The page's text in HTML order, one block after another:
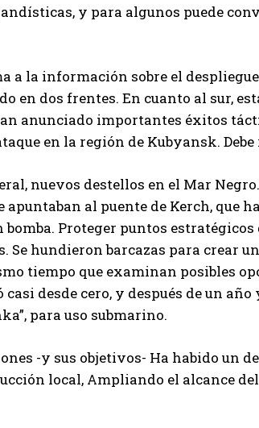
I WANT IN
y para algunos puede
a la información sobre el
en dos frentes. En cuanto al sur,
anunciado importantes éxitos
en la región de Kubyansk.
nuevos destellos en el Mar Negro
apuntaban al puente de Kerch, que
Proteger puntos
Se hundieron barcazas para crear
tiempo que examinan posibles
casi desde cero, y después de un
para uso submarino.
-y sus objetivos- Ha habido un
local, Ampliando el alcance